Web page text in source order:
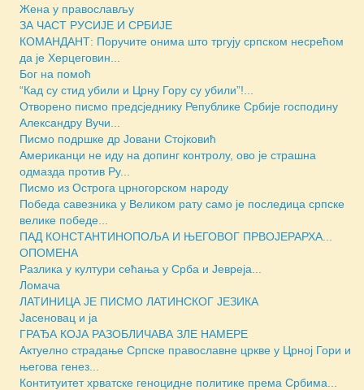
Жена у православљу
ЗА ЧАСТ РУСИЈЕ И СРБИЈЕ
КОМАНДАНТ: Поручите онима што тргују српском несрећом
да је Херцеговин...
Бог на помоћ
“Кад су стид убили и Црну Гору су убили”!...
Отворено писмо предсjеднику Републике Србије господину
Александру Вучи...
Писмо подршке др Јовани Стојковић
Американци не иду на допинг контролу, ово је страшна
одмазда против Ру...
Писмо из Острога црногорском народу
Победа савезника у Великом рату само је последица српске
велике победе...
ПАД КОНСТАНТИНОПОЉА И ЊЕГОВОГ ПРВОЈЕРАРХА...
ОПОМЕНА
Разлика у култури сећања у Срба и Јевреја...
Ломача
ЛАТИНИЦА ЈЕ ПИСМО ЛАТИНСКОГ ЈЕЗИКА
Јасеновац и ја
ГРАЂА КОЈА РАЗОБЛИЧАВА ЗЛЕ НАМЕРЕ
Актуелно страдање Српске православне цркве у Црној Гори и
његова генез...
Контитуитет хрватске геноцидне политике према Србима...